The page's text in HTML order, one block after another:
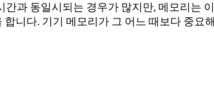
간과 동일시되는 경우가 많지만, 메모리는
니다. 기기 메모리가 그 어느 때보다 중요